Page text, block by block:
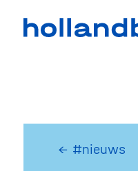
← #nieuws